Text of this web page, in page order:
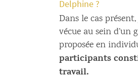
Delphine ?
Dans le cas
vécue au sein
proposée en
participants
travail.